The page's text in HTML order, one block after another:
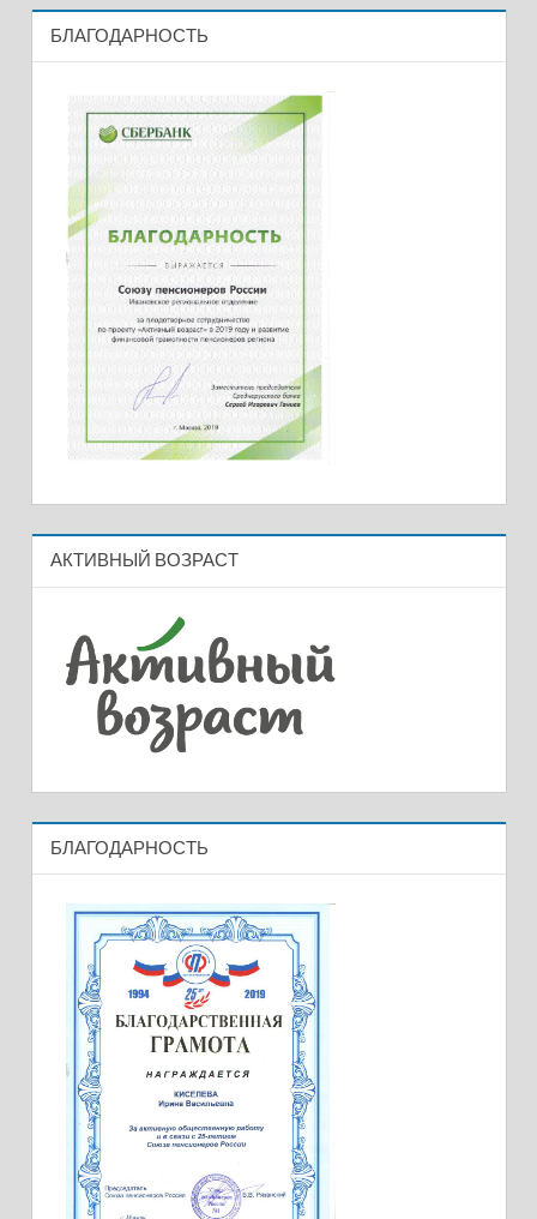
БЛАГОДАРНОСТЬ
АКТИВНЫЙ ВОЗРАСТ
БЛАГОДАРНОСТЬ